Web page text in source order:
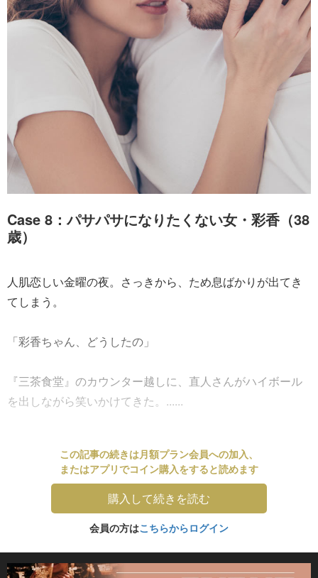
Case 8：パサパサになりたくない女・彩香（38
歳）
人肌恋しい金曜の夜。さっきから、ため息ばかりが出てき
てしまう。
「彩香ちゃん、どうしたの」
『三茶食堂』のカウンター越しに、直人さんがハイボール
を出しながら笑いかけてきた。......
この記事の続きは月額プラン会員への加入、
またはアプリでコイン購入をすると読めます
購入して続きを読む
会員の方はこちらからログイン